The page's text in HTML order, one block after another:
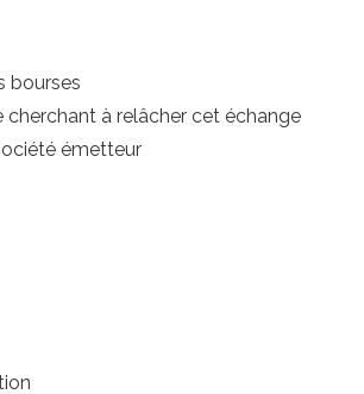
bourses
à relâcher cet échange
émetteur